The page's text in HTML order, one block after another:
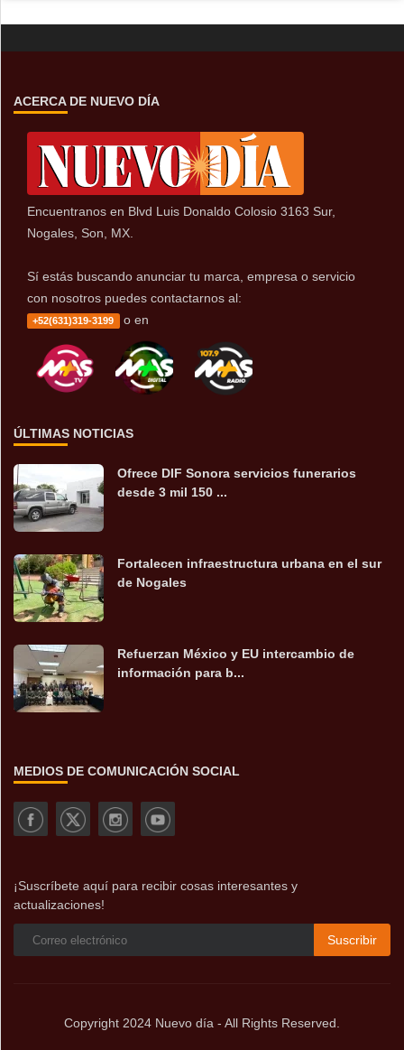
ACERCA DE NUEVO DÍA
Encuentranos en Blvd Luis Donaldo Colosio 3163 Sur,
Nogales, Son, MX.
Sí estás buscando anunciar tu marca, empresa o servicio
con nosotros puedes contactarnos al:
+52(631)319-3199 o en
ÚLTIMAS NOTICIAS
Ofrece DIF Sonora servicios funerarios
desde 3 mil 150 ...
Fortalecen infraestructura urbana en el sur
de Nogales
Refuerzan México y EU intercambio de
información para b...
MEDIOS DE COMUNICACIÓN SOCIAL
¡Suscríbete aquí para recibir cosas interesantes y
actualizaciones!
Suscribir
Copyright 2024 Nuevo día - All Rights Reserved.